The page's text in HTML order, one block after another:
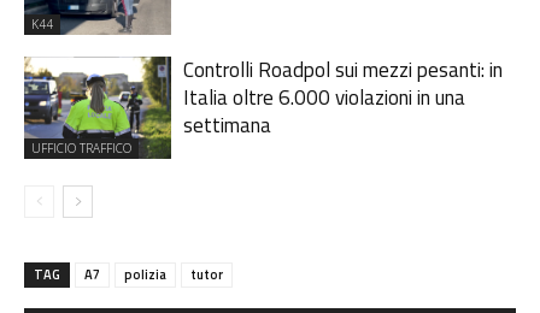
K44
UFFICIO TRAFFICO
Controlli Roadpol sui mezzi pesanti: in
Italia oltre 6.000 violazioni in una
settimana
TAG A7 polizia tutor